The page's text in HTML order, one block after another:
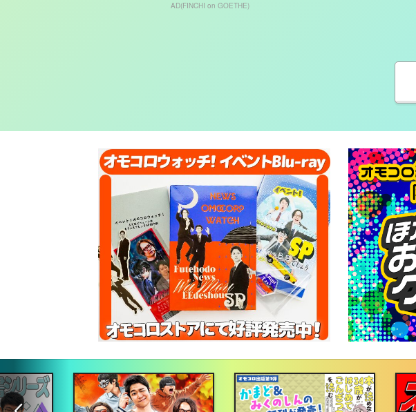
AD(FINCHI on GOETHE)